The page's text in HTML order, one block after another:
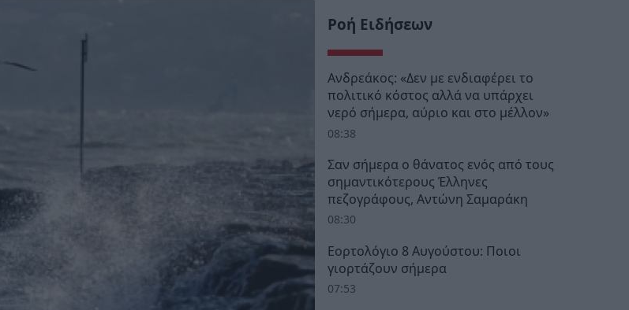
Ροή Ειδήσεων
Ανδρεάκος: «Δεν με ενδιαφέρει το
πολιτικό κόστος αλλά να υπάρχει
νερό σήμερα, αύριο και στο μέλλον»
08:38
Σαν σήμερα ο θάνατος ενός από τους
σημαντικότερους Έλληνες
πεζογράφους, Αντώνη Σαμαράκη
08:30
Εορτολόγιο 8 Αυγούστου: Ποιοι
γιορτάζουν σήμερα
07:53